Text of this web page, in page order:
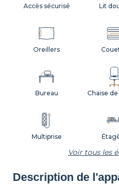
Corbeille
Multiprise
Oreillers
Bureau
Tapis de sol
Chaise
Accès sécurisé Lit
Voir tous les
Description de